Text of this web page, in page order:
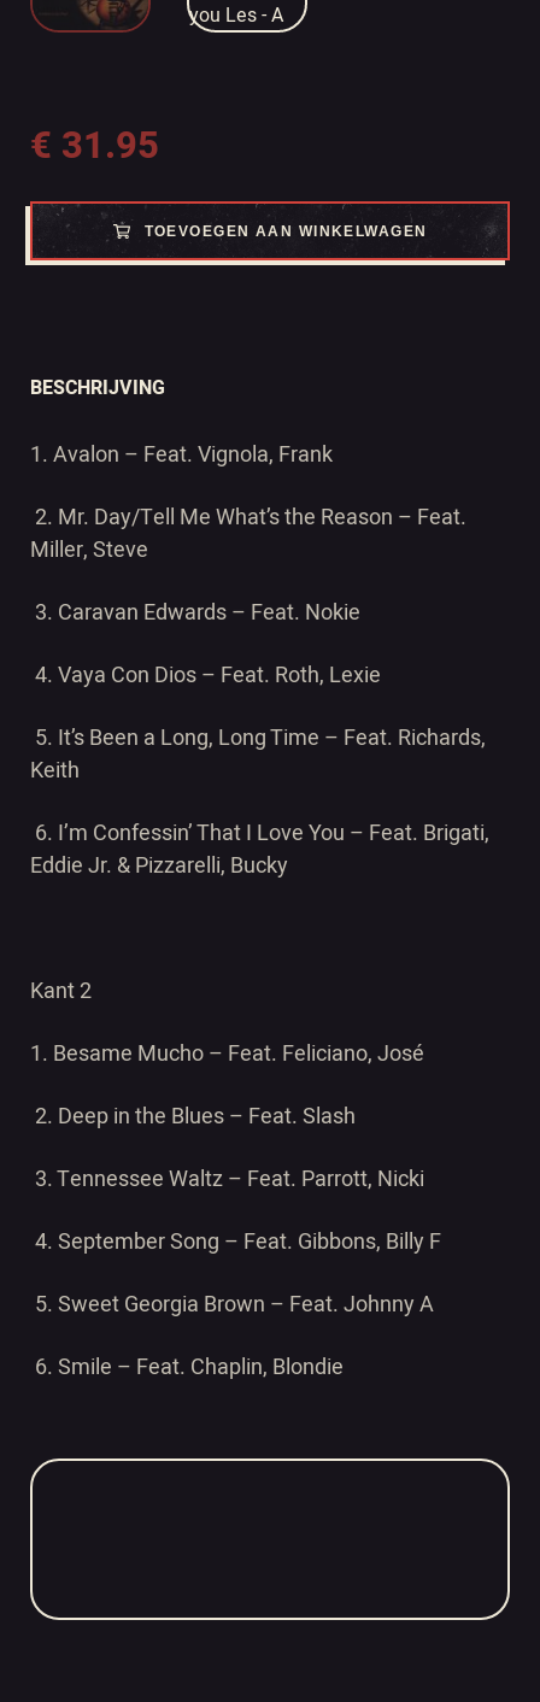
€ 31.95
TOEVOEGEN AAN WINKELWAGEN
BESCHRIJVING
1. Avalon – Feat. Vignola, Frank
2. Mr. Day/Tell Me What’s the Reason – Feat.
Miller, Steve
3. Caravan Edwards – Feat. Nokie
4. Vaya Con Dios – Feat. Roth, Lexie
5. It’s Been a Long, Long Time – Feat. Richards,
Keith
6. I’m Confessin’ That I Love You – Feat. Brigati,
Eddie Jr. & Pizzarelli, Bucky
Kant 2
1. Besame Mucho – Feat. Feliciano, José
2. Deep in the Blues – Feat. Slash
3. Tennessee Waltz – Feat. Parrott, Nicki
4. September Song – Feat. Gibbons, Billy F
5. Sweet Georgia Brown – Feat. Johnny A
6. Smile – Feat. Chaplin, Blondie